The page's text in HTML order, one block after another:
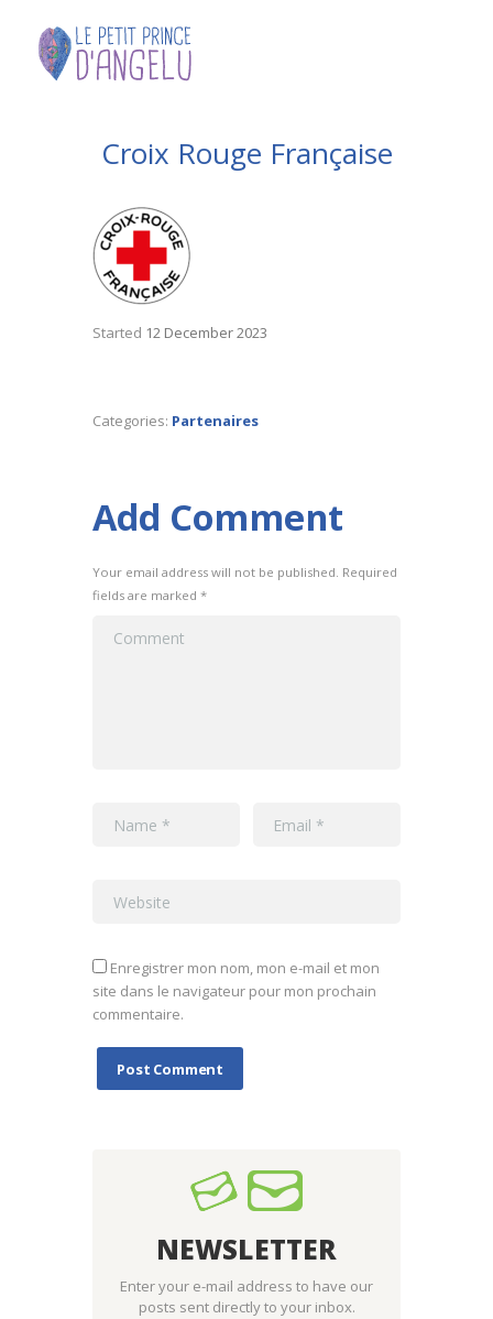
Croix Rouge Française
Started 12 December 2023
Categories: Partenaires
Add Comment
Your email address will not be published. Required
fields are marked *
Enregistrer mon nom, mon e-mail et mon
site dans le navigateur pour mon prochain
commentaire.
NEWSLETTER
Enter your e-mail address to have our
posts sent directly to your inbox.